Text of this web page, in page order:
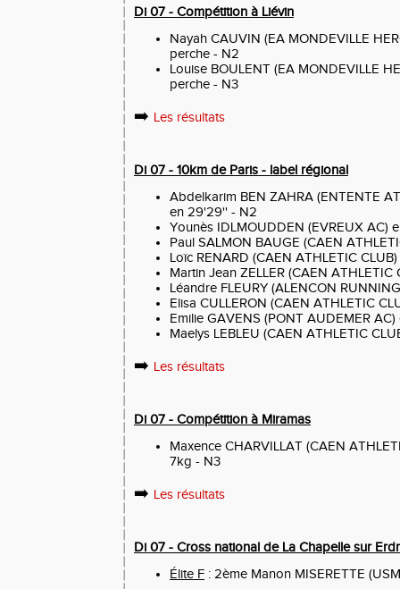
Di 07 - Compétition à Liévin
Nayah CAUVIN (EA MONDEVILLE
perche - N2
Louise BOULENT (EA MONDEVILLE
perche - N3
➡️ Les résultats
Di 07 - 10km de Paris - label régional
Abdelkarim BEN ZAHRA (ENTENTE
en 29'29'' - N2
Younès IDLMOUDDEN (EVREUX AC)
Paul SALMON BAUGE (CAEN
Loïc RENARD (CAEN ATHLETIC
Martin Jean ZELLER (CAEN ATHLETIC
Léandre FLEURY (ALENCON
Elisa CULLERON (CAEN ATHLETIC
Emilie GAVENS (PONT AUDEMER
Maelys LEBLEU (CAEN ATHLETIC
➡️ Les résultats
Di 07 - Compétition à Miramas
Maxence CHARVILLAT (CAEN
7kg - N3
➡️ Les résultats
Di 07 - Cross national de La Chapelle sur
Élite F : 2ème Manon MISERETTE